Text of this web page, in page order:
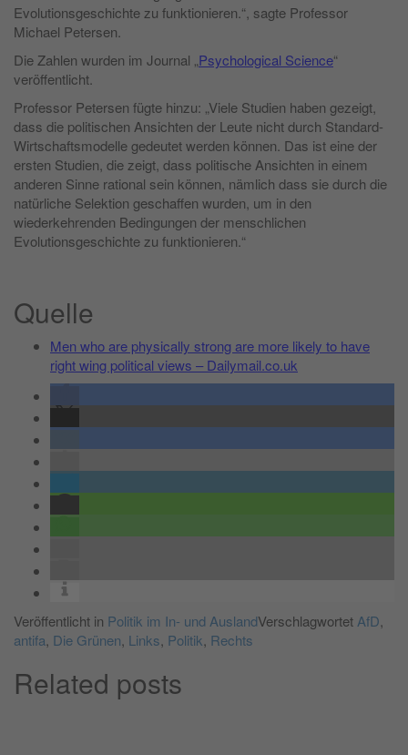
Evolutionsgeschichte zu funktionieren.“, sagte Professor
Michael Petersen.
Die Zahlen wurden im Journal „Psychological Science“
veröffentlicht.
Professor Petersen fügte hinzu: „Viele Studien haben gezeigt,
dass die politischen Ansichten der Leute nicht durch Standard-
Wirtschaftsmodelle gedeutet werden können. Das ist eine der
ersten Studien, die zeigt, dass politische Ansichten in einem
anderen Sinne rational sein können, nämlich dass sie durch die
natürliche Selektion geschaffen wurden, um in den
wiederkehrenden Bedingungen der menschlichen
Evolutionsgeschichte zu funktionieren.“
Quelle
Men who are physically strong are more likely to have
right wing political views – Dailymail.co.uk
Veröffentlicht in Politik im In- und AuslandVerschlagwortet AfD,
antifa, Die Grünen, Links, Politik, Rechts
Related posts